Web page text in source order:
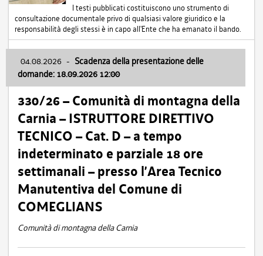
I testi pubblicati costituiscono uno strumento di
consultazione documentale privo di qualsiasi valore giuridico e la
responsabilità degli stessi è in capo all'Ente che ha emanato il bando.
04.08.2026 - Scadenza della presentazione delle
domande: 18.09.2026 12:00
330/26 – Comunità di montagna della
Carnia – ISTRUTTORE DIRETTIVO
TECNICO – Cat. D – a tempo
indeterminato e parziale 18 ore
settimanali – presso l’Area Tecnico
Manutentiva del Comune di
COMEGLIANS
Comunità di montagna della Carnia